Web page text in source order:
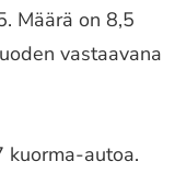
Määrä on 8,5
vastaavana
kuorma-autoa.